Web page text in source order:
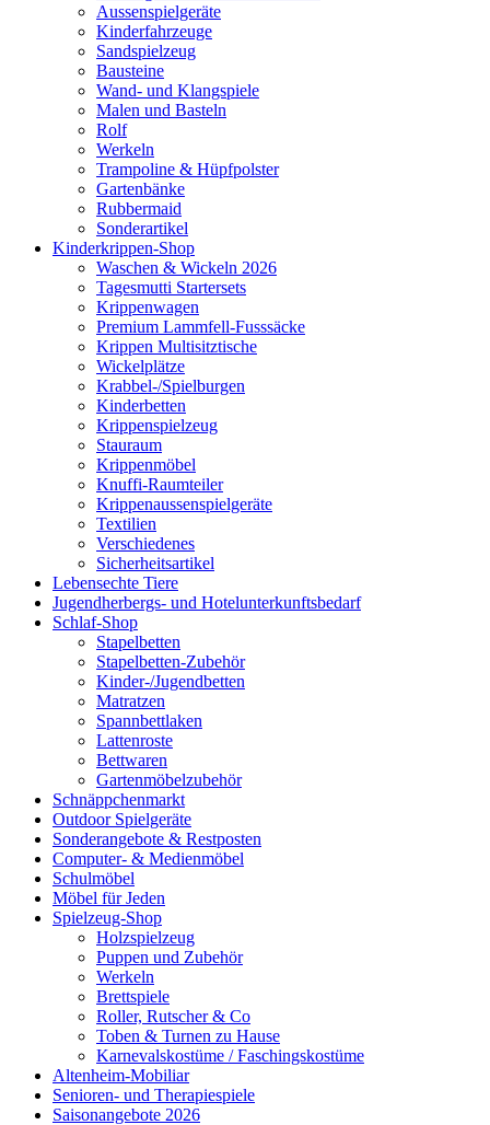
Aussenspielgeräte
Kinderfahrzeuge
Sandspielzeug
Bausteine
Wand- und Klangspiele
Malen und Basteln
Rolf
Werkeln
Trampoline & Hüpfpolster
Gartenbänke
Rubbermaid
Sonderartikel
Kinderkrippen-Shop
Waschen & Wickeln 2026
Tagesmutti Startersets
Krippenwagen
Premium Lammfell-Fusssäcke
Krippen Multisitztische
Wickelplätze
Krabbel-/Spielburgen
Kinderbetten
Krippenspielzeug
Stauraum
Krippenmöbel
Knuffi-Raumteiler
Krippenaussenspielgeräte
Textilien
Verschiedenes
Sicherheitsartikel
Lebensechte Tiere
Jugendherbergs- und Hotelunterkunftsbedarf
Schlaf-Shop
Stapelbetten
Stapelbetten-Zubehör
Kinder-/Jugendbetten
Matratzen
Spannbettlaken
Lattenroste
Bettwaren
Gartenmöbelzubehör
Schnäppchenmarkt
Outdoor Spielgeräte
Sonderangebote & Restposten
Computer- & Medienmöbel
Schulmöbel
Möbel für Jeden
Spielzeug-Shop
Holzspielzeug
Puppen und Zubehör
Werkeln
Brettspiele
Roller, Rutscher & Co
Toben & Turnen zu Hause
Karnevalskostüme / Faschingskostüme
Altenheim-Mobiliar
Senioren- und Therapiespiele
Saisonangebote 2026